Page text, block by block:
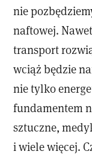
nie
naftowej.
transport
wciąż będzie
nie tylko
fundamentem
sztuczne,
i wiele więcej.